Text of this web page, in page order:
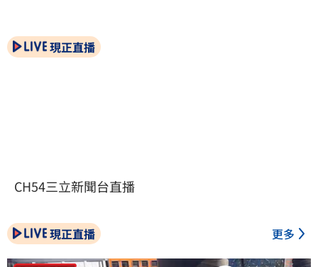
現正直播
CH54三立新聞台直播
現正直播 更多